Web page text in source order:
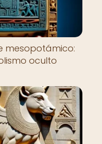
mesopotámico:
oculto